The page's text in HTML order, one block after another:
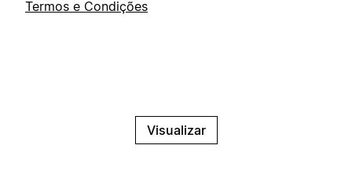
Termos e Condições
Visualizar